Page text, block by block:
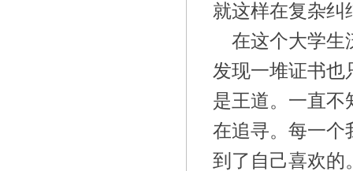
就这样在复杂纠
在这个大学生
发现一堆证书也
是王道。一直不
在追寻。每一个
到了自己喜欢的